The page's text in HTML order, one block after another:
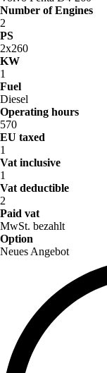
Number of Engines
2
PS
2x260
KW
1
Fuel
Diesel
Operating hours
570
EU taxed
1
Vat inclusive
1
Vat deductible
2
Paid vat
MwSt. bezahlt
Option
Neues Angebot